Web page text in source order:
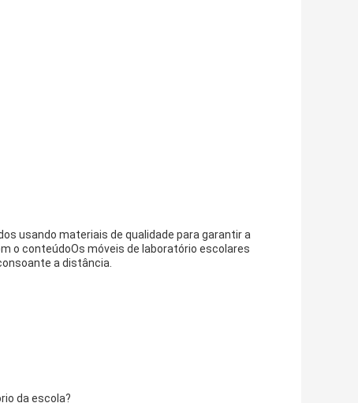
usando materiais de qualidade para garantir a
o conteúdoOs móveis de laboratório escolares
a distância.
da escola?